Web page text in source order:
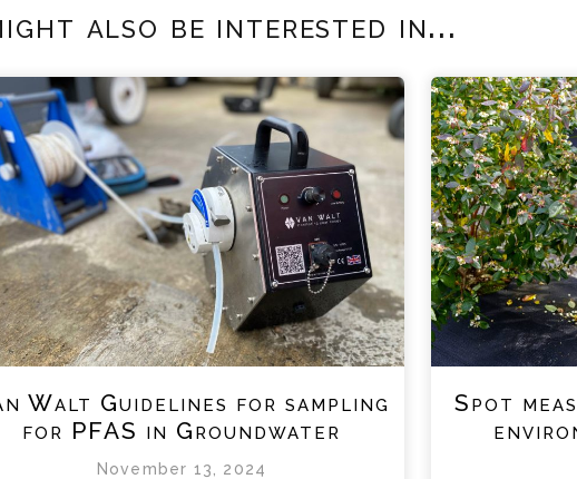
also be interested in...
Walt Guidelines for sampling
for PFAS in Groundwater
November 13, 2024
Spot